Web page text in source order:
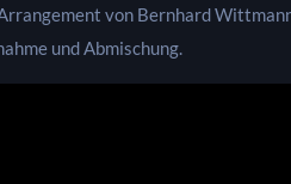
von Bernhard
und Abmischung.